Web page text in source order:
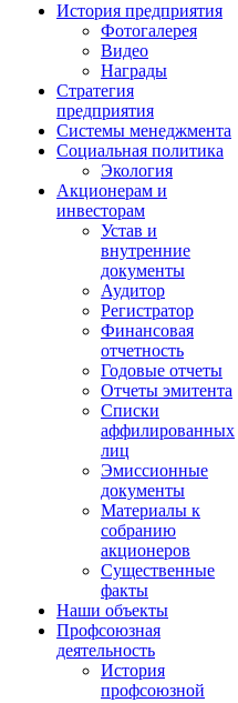
История предприятия
Фотогалерея
Видео
Награды
Стратегия
предприятия
Системы менеджмента
Социальная политика
Экология
Акционерам и
инвесторам
Устав и
внутренние
документы
Аудитор
Регистратор
Финансовая
отчетность
Годовые отчеты
Отчеты эмитента
Списки
аффилированных
лиц
Эмиссионные
документы
Материалы к
собранию
акционеров
Существенные
факты
Наши объекты
Профсоюзная
деятельность
История
профсоюзной